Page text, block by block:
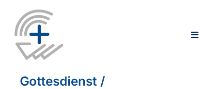
Gottesdienst /